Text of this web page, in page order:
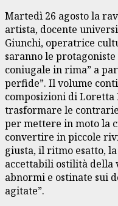
Martedì 26 agosto la
artista, docente
Giunchi, operatrice
saranno le
coniugale in rima” a
perfide”. Il volume
composizioni di
trasformare le
per mettere in moto la
convertire in piccole
giusta, il ritmo esatto,
accettabili ostilità della
abnormi e ostinate sui
agitate”.